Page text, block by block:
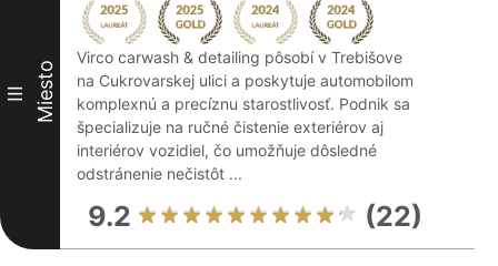
III Miesto
Virco carwash & detailing pôsobí v Trebišove
na Cukrovarskej ulici a poskytuje automobilom
komplexnú a precíznu starostlivosť. Podnik sa
špecializuje na ručné čistenie exteriérov aj
interiérov vozidiel, čo umožňuje dôsledné
odstránenie nečistôt ...
9.2 (22)